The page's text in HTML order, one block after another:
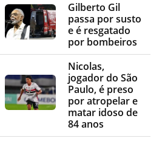
Gilberto Gil
passa por susto
e é resgatado
por bombeiros
Nicolas,
jogador do São
Paulo, é preso
por atropelar e
matar idoso de
84 anos